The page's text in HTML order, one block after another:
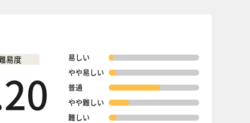
易度
易しい
やや易しい
普通
やや難しい
難しい